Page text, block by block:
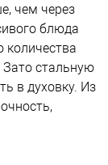
чем через
блюда
количества
стальную
в духовку. Из